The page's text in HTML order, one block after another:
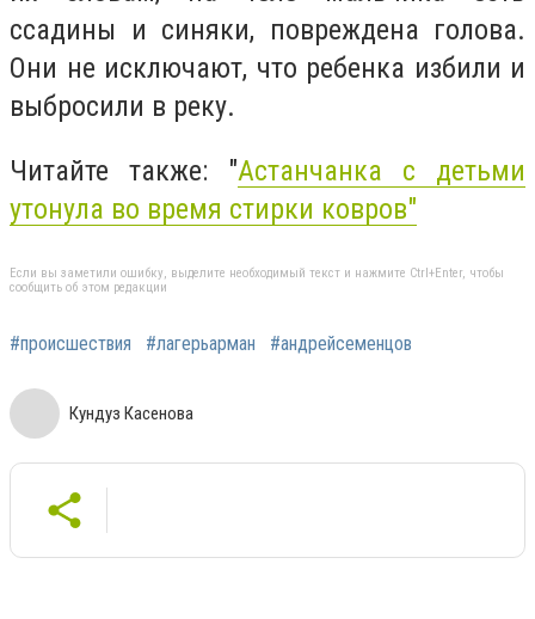
ссадины и синяки, повреждена голова.
Они не исключают, что ребенка избили и
выбросили в реку.
Читайте также: "Астанчанка с детьми
утонула во время стирки ковров"
Если вы заметили ошибку, выделите необходимый текст и нажмите Ctrl+Enter, чтобы
сообщить об этом редакции
#происшествия #лагерьарман #андрейсеменцов
Кундуз Касенова